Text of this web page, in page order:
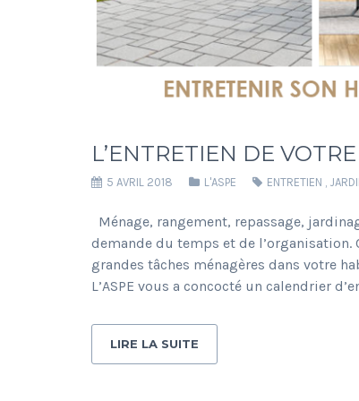
L’ENTRETIEN DE
5 AVRIL 2018 L'ASPE ENTRETIEN
Ménage, rangement, repassage,
demande du temps et de l’organisation.
grandes tâches ménagères dans votre
L’ASPE vous a concocté un calendrier
LIRE LA SUITE